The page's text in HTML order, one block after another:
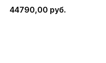
44790,00 руб.